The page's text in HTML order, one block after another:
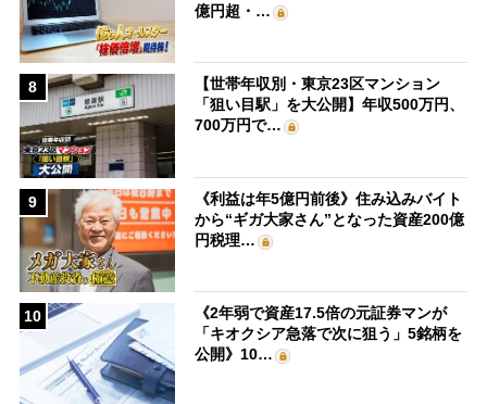
億円超・…
8
【世帯年収別・東京23区マンション
「狙い目駅」を大公開】年収500万円、
700万円で…
9
《利益は年5億円前後》住み込みバイト
から“ギガ大家さん”となった資産200億
円税理…
10
《2年弱で資産17.5倍の元証券マンが
「キオクシア急落で次に狙う」5銘柄を
公開》10…